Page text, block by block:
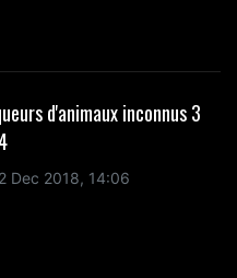
d'animaux inconnus 3
Dec 2018, 14:06